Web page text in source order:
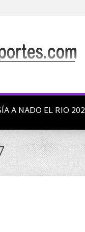
A NADO EL RIO